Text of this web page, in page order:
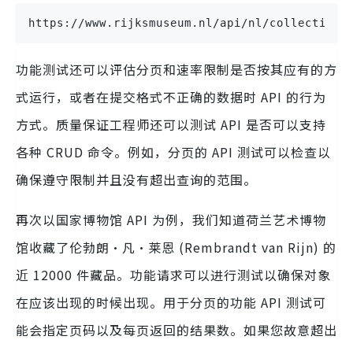
https://www.rijksmuseum.nl/api/nl/
功能测试还可以评估分页和速率限制是否按其应有的方
式运行，或者在提交格式不正确的数据时 API 的行为
方式。质量保证工程师还可以测试 API 是否可以支持
各种 CRUD 命令。例如，分页的 API 测试可以检查以
确保遵守限制并且没有超出查询的范围。
再次以国家博物馆 API 为例，我们知道荷兰艺术博物
馆收藏了伦勃朗·凡·莱恩 (Rembrandt van Rijn) 的
近 12000 件藏品。功能请求可以进行测试以确保对象
在应该出现的时候出现。用于分页的功能 API 测试可
能会指定页码以及每页返回的结果数。如果您故意超出